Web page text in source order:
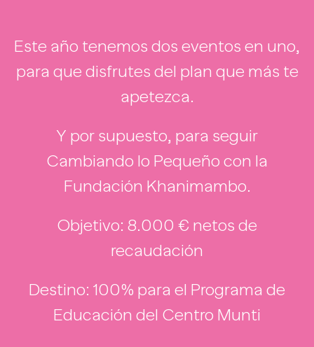
Este año tenemos dos eventos en uno,
para que disfrutes del plan que más te
apetezca.
Y por supuesto, para seguir
Cambiando lo Pequeño con la
Fundación Khanimambo.
Objetivo: 8.000 € netos de
recaudación
Destino: 100% para el Programa de
Educación del Centro Munti